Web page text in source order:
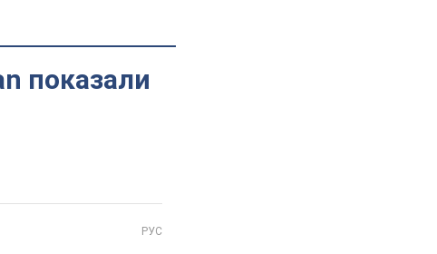
показали
РУС